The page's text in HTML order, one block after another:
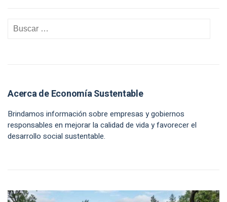
Acerca de Economía Sustentable
Brindamos información sobre empresas y gobiernos
responsables en mejorar la calidad de vida y favorecer el
desarrollo social sustentable.